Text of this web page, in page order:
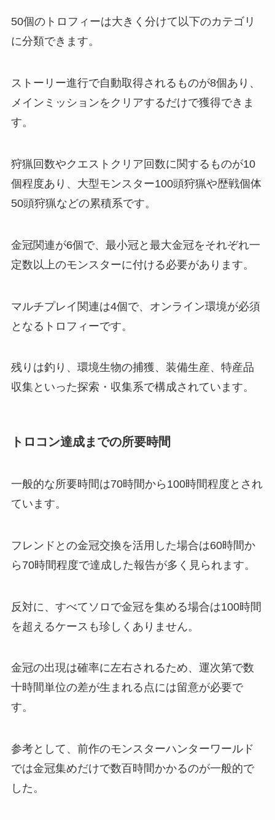
50個のトロフィーは大きく分けて以下のカテゴリ
に分類できます。
ストーリー進行で自動取得されるものが8個あり、
メインミッションをクリアするだけで獲得できま
す。
狩猟回数やクエストクリア回数に関するものが10
個程度あり、大型モンスター100頭狩猟や歴戦個体
50頭狩猟などの累積系です。
金冠関連が6個で、最小冠と最大金冠をそれぞれ一
定数以上のモンスターに付ける必要があります。
マルチプレイ関連は4個で、オンライン環境が必須
となるトロフィーです。
残りは釣り、環境生物の捕獲、装備生産、特産品
収集といった探索・収集系で構成されています。
トロコン達成までの所要時間
一般的な所要時間は70時間から100時間程度とされ
ています。
フレンドとの金冠交換を活用した場合は60時間か
ら70時間程度で達成した報告が多く見られます。
反対に、すべてソロで金冠を集める場合は100時間
を超えるケースも珍しくありません。
金冠の出現は確率に左右されるため、運次第で数
十時間単位の差が生まれる点には留意が必要で
す。
参考として、前作のモンスターハンターワールド
では金冠集めだけで数百時間かかるのが一般的で
した。